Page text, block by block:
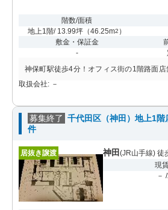
階数/面積
地上1階/ 13.99坪 （46.25m2 ）
敷金・保証金
-
神保町駅徒歩4分！オフィス街の1階路面店
取扱会社: －
募集終了 千代田区（神田）地上1
件
居抜き譲渡 神田 (JR山手線) 徒
現
－